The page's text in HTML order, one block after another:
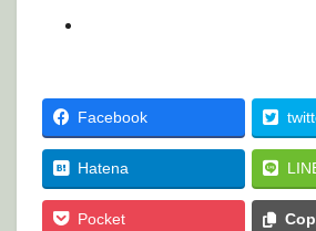
Facebook
Hatena
Pocket